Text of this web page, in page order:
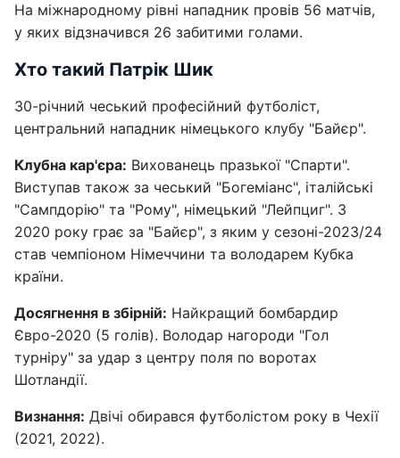
На міжнародному рівні нападник провів 56 матчів,
у яких відзначився 26 забитими голами.
Хто такий Патрік Шик
30-річний чеський професійний футболіст,
центральний нападник німецького клубу "Байєр".
Клубна кар'єра: Вихованець празької "Спарти".
Виступав також за чеський "Богеміанс", італійські
"Сампдорію" та "Рому", німецький "Лейпциг". З
2020 року грає за "Байєр", з яким у сезоні-2023/24
став чемпіоном Німеччини та володарем Кубка
країни.
Досягнення в збірній: Найкращий бомбардир
Євро-2020 (5 голів). Володар нагороди "Гол
турніру" за удар з центру поля по воротах
Шотландії.
Визнання: Двічі обирався футболістом року в Чехії
(2021, 2022).